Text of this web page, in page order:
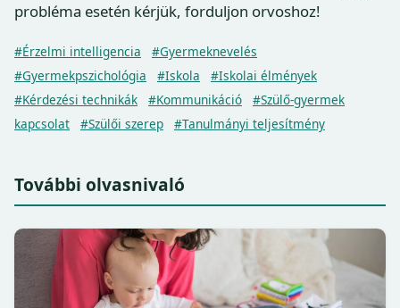
probléma esetén kérjük, forduljon orvoshoz!
#Érzelmi intelligencia
#Gyermeknevelés
#Gyermekpszichológia
#Iskola
#Iskolai élmények
#Kérdezési technikák
#Kommunikáció
#Szülő-gyermek
kapcsolat
#Szülői szerep #Tanulmányi teljesítmény
További olvasnivaló